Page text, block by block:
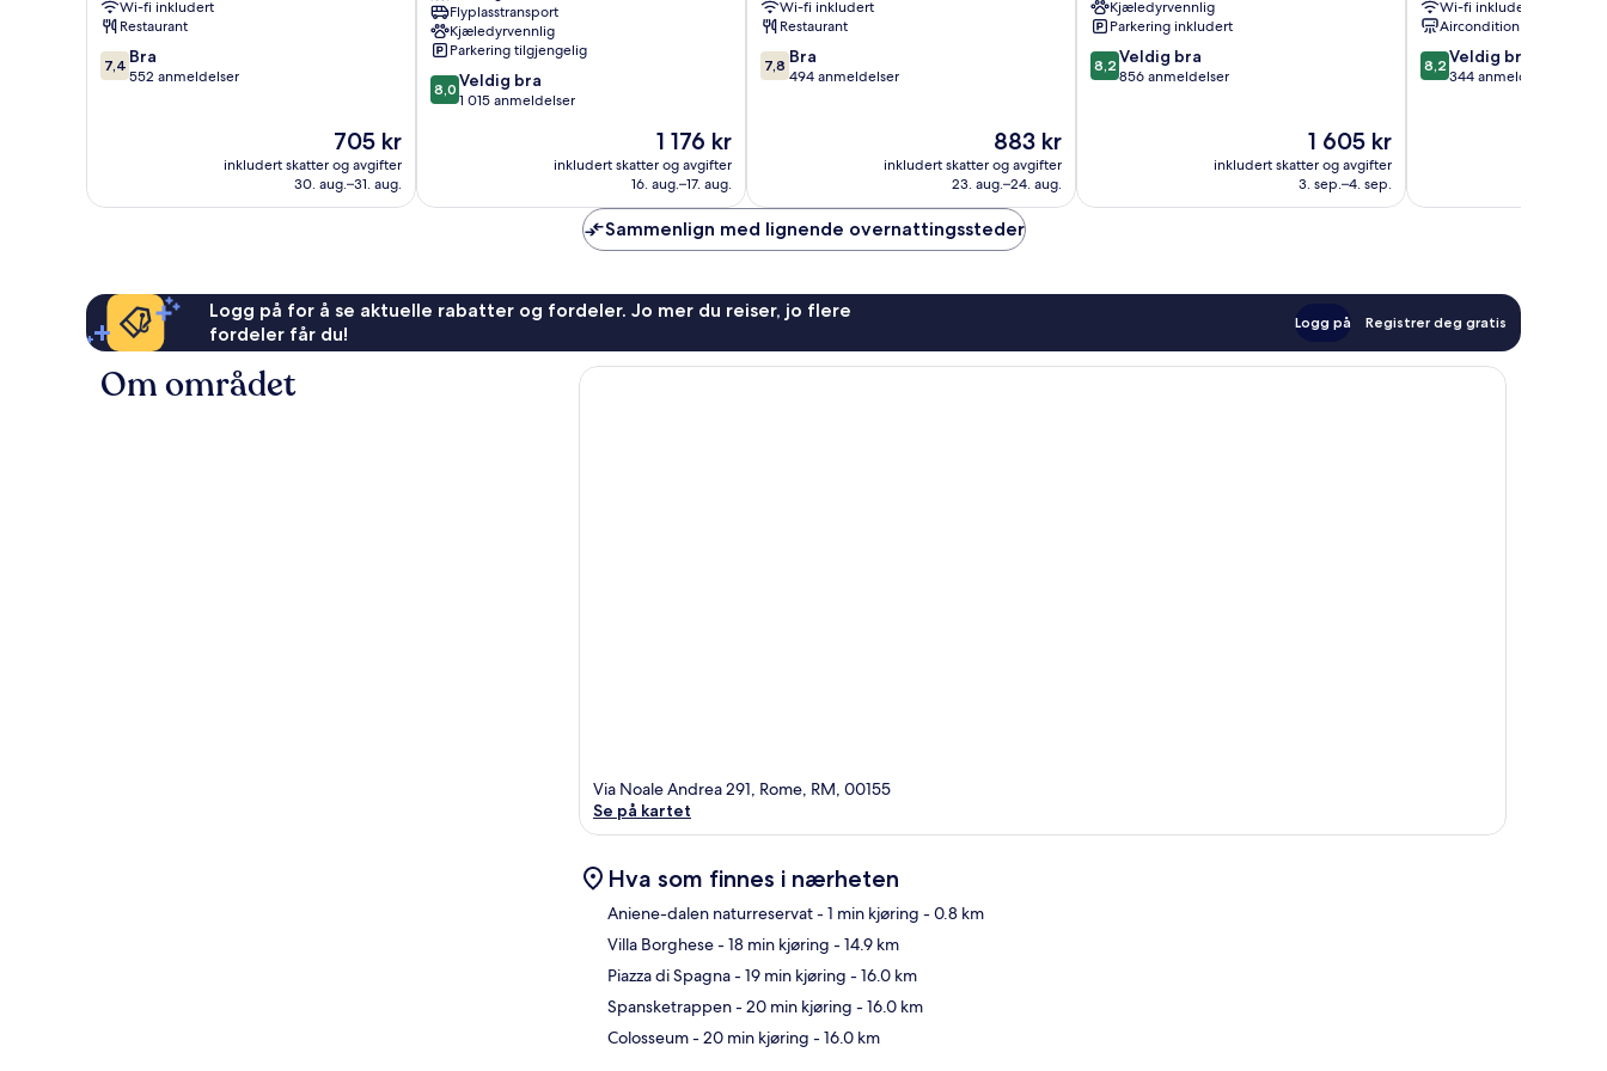
Wi-fi inkludert
Restaurant
7.4
av
7,4 Bra
552 anmeldelser
Prisen
er
705 kr
705 kr
inkludert skatter og avgifter
30. aug.–31. aug.
Dei
Medici
by
IHG
Magliana
Flyplasstransport
Kjæledyrvennlig
Parkering tilgjengelig
8.0
av
anmeldelser
8,0 Veldig bra
1 015 anmeldelser
Prisen
er
1 176 kr
1 176 kr
inkludert skatter og avgifter
16. aug.–17. aug.
Wi-fi inkludert
Restaurant
7.8
av
7,8 Bra
494 anmeldelser
Prisen
er
883 kr
883 kr
inkludert skatter og avgifter
23. aug.–24. aug.
Kjæledyrvennlig
Parkering inkludert
8.2
av
8,2 Veldig bra
856 anmeldelser
Prisen
er
1 605 kr
1 605 kr
inkludert skatter og avgifter
3. sep.–4. sep.
Wi-fi inkludert
Aircondition
8.2
av
8,2 Veldig bra
344 anmeldelser
Sammenlign med lignende overnattingssteder
Logg på for å se aktuelle rabatter og fordeler. Jo mer du reiser, jo flere
fordeler får du!
Logg på Registrer deg gratis
Om området
Via Noale Andrea 291, Rome, RM, 00155
Se på kartet
Hva som finnes i nærheten
Aniene-dalen naturreservat- 1 min kjøring - 0.8 km
Villa Borghese- 18 min kjøring - 14.9 km
Piazza di Spagna- 19 min kjøring - 16.0 km
Spansketrappen- 20 min kjøring - 16.0 km
Colosseum- 20 min kjøring - 16.0 km